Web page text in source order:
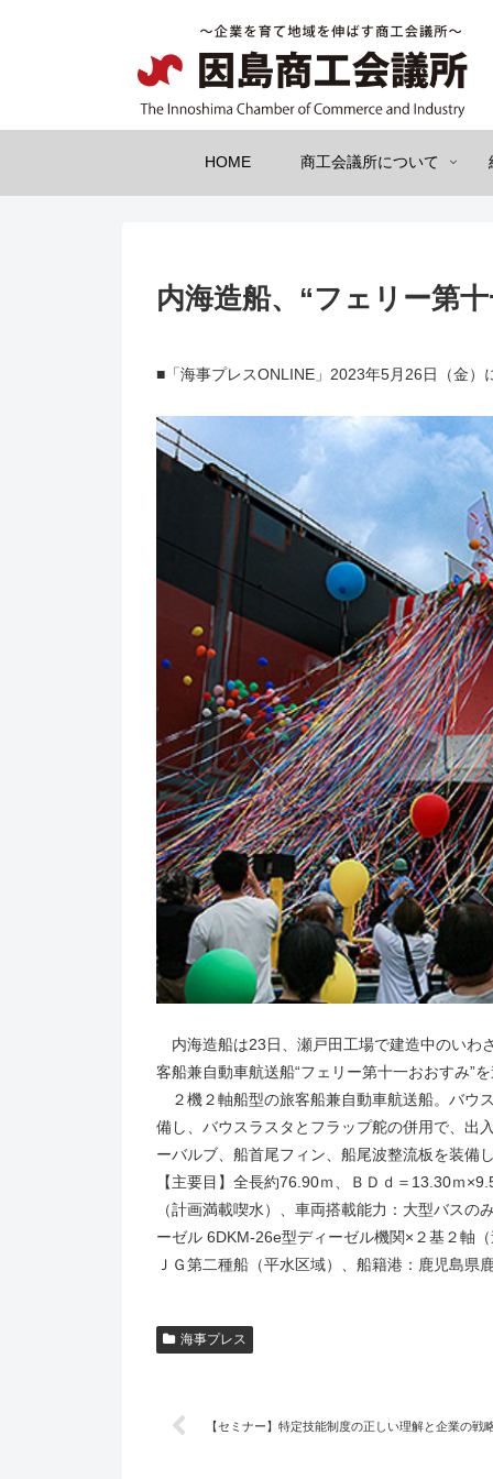
HOME 商工会議所について
内海造船、“フェリー第
■「海事プレスONLINE」2023年5月26日（金）
内海造船は23日、瀬戸田工場で建造中のいわ
客船兼自動車航送船“フェリー第十一おおすみ”
２機２軸船型の旅客船兼自動車航送船。バウ
備し、バウスラスタとフラップ舵の併用で、出
ーバルブ、船首尾フィン、船尾波整流板を装備し
【主要目】全長約76.90ｍ、ＢＤｄ＝13.30ｍ
（計画満載喫水）、車両搭載能力：大型バス
ーゼル 6DKM-26e型ディーゼル機関×２基２軸
ＪＧ第二種船（平水区域）、船籍港：鹿児島県
海事プレス
【セミナー】特定技能制度の正しい理解と企業の戦